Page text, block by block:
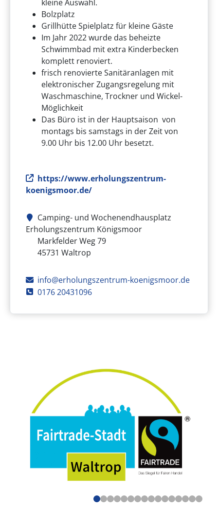
kleine Auswahl.
Bolzplatz
Grillhütte Spielplatz für kleine Gäste
Im Jahr 2022 wurde das beheizte
Schwimmbad mit extra Kinderbecken
komplett renoviert.
frisch renovierte Sanitäranlagen mit
elektronischer Zugangsregelung mit
Waschmaschine, Trockner und Wickel-
Möglichkeit
Das Büro ist in der Hauptsaison von
montags bis samstags in der Zeit von
9.00 Uhr bis 12.00 Uhr besetzt.
Webseite
https://www.erholungszentrum-
koenigsmoor.de/
Camping- und Wochenendhausplatz
Erholungszentrum Königsmoor
Adresse
Markfelder Weg 79
45731 Waltrop
E-Mailinfo@erholungszentrum-koenigsmoor.de
Telefon
0176 20431096